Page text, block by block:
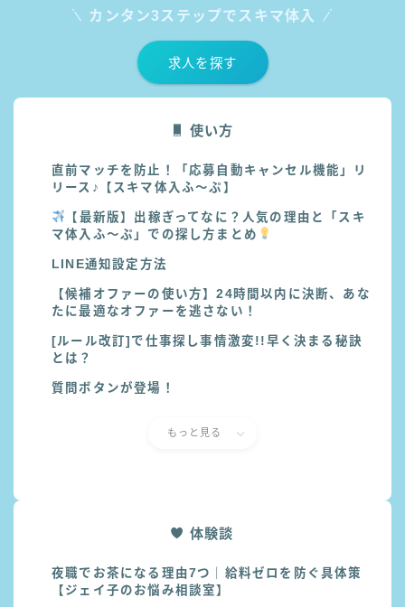
カンタン3ステップでスキマ体入
求人を探す
使い方
直前マッチを防止！「応募自動キャンセル機能」リ
リース♪【スキマ体入ふ～ぷ】
【最新版】出稼ぎってなに？人気の理由と「スキ
マ体入ふ〜ぷ」での探し方まとめ
LINE通知設定方法
【候補オファーの使い方】24時間以内に決断、あな
たに最適なオファーを逃さない！
[ルール改訂]で仕事探し事情激変!!早く決まる秘訣
とは？
質問ボタンが登場！
もっと見る
体験談
夜職でお茶になる理由7つ｜給料ゼロを防ぐ具体策
【ジェイ子のお悩み相談室】